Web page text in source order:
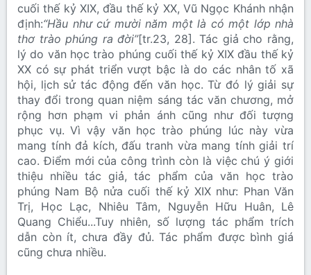
cuối thế kỷ XIX, đầu thế kỷ XX, Vũ Ngọc Khánh nhận
định:“Hầu như cứ mười năm một là có một lớp nhà
thơ trào phúng ra đời”[tr.23, 28]. Tác giả cho rằng,
lý do văn học trào phúng cuối thế kỷ XIX đầu thế kỷ
XX có sự phát triển vượt bậc là do các nhân tố xã
hội, lịch sử tác động đến văn học. Từ đó lý giải sự
thay đổi trong quan niệm sáng tác văn chương, mở
rộng hơn phạm vi phản ánh cũng như đối tượng
phục vụ. Vì vậy văn học trào phúng lúc này vừa
mang tính đả kích, đấu tranh vừa mang tính giải trí
cao. Điểm mới của công trình còn là việc chú ý giới
thiệu nhiều tác giả, tác phẩm của văn học trào
phúng Nam Bộ nửa cuối thế kỷ XIX như: Phan Văn
Trị, Học Lạc, Nhiêu Tâm, Nguyễn Hữu Huân, Lê
Quang Chiểu...Tuy nhiên, số lượng tác phẩm trích
dẫn còn ít, chưa đầy đủ. Tác phẩm được bình giá
cũng chưa nhiều.